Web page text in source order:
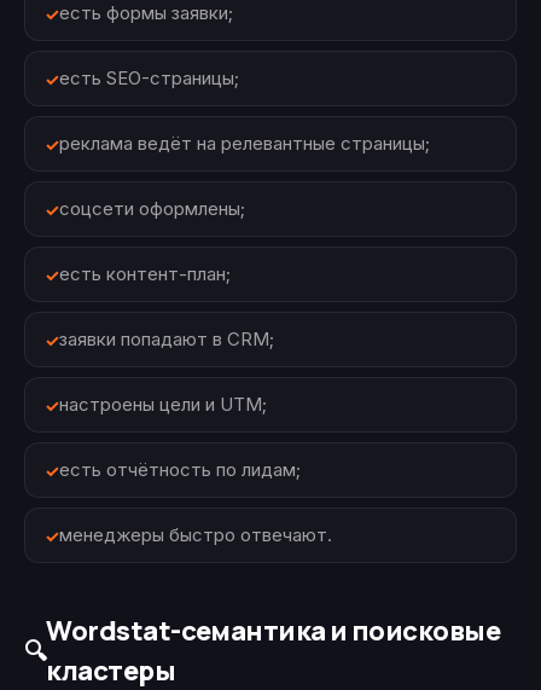
есть формы заявки;
есть SEO-страницы;
реклама ведёт на релевантные страницы;
соцсети оформлены;
есть контент-план;
заявки попадают в CRM;
настроены цели и UTM;
есть отчётность по лидам;
менеджеры быстро отвечают.
🔍
Wordstat-семантика и поисковые
кластеры